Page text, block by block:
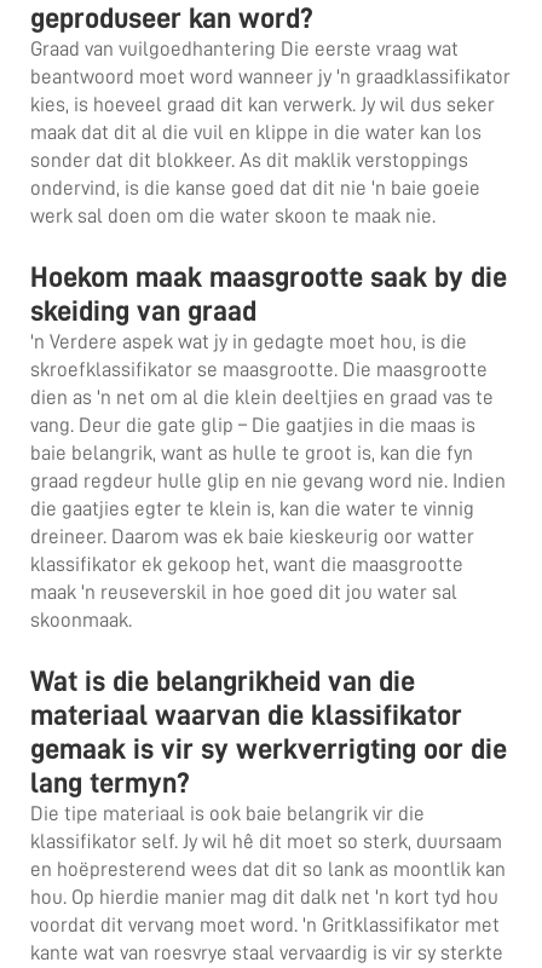
geproduseer kan word?
Graad van vuilgoedhantering Die eerste vraag wat
beantwoord moet word wanneer jy 'n graadklassifikator
kies, is hoeveel graad dit kan verwerk. Jy wil dus seker
maak dat dit al die vuil en klippe in die water kan los
sonder dat dit blokkeer. As dit maklik verstoppings
ondervind, is die kanse goed dat dit nie 'n baie goeie
werk sal doen om die water skoon te maak nie.
Hoekom maak maasgrootte saak by die
skeiding van graad
'n Verdere aspek wat jy in gedagte moet hou, is die
skroefklassifikator se maasgrootte. Die maasgrootte
dien as 'n net om al die klein deeltjies en graad vas te
vang. Deur die gate glip – Die gaatjies in die maas is
baie belangrik, want as hulle te groot is, kan die fyn
graad regdeur hulle glip en nie gevang word nie. Indien
die gaatjies egter te klein is, kan die water te vinnig
dreineer. Daarom was ek baie kieskeurig oor watter
klassifikator ek gekoop het, want die maasgrootte
maak 'n reuseverskil in hoe goed dit jou water sal
skoonmaak.
Wat is die belangrikheid van die
materiaal waarvan die klassifikator
gemaak is vir sy werkverrigting oor die
lang termyn?
Die tipe materiaal is ook baie belangrik vir die
klassifikator self. Jy wil hê dit moet so sterk, duursaam
en hoëpresterend wees dat dit so lank as moontlik kan
hou. Op hierdie manier mag dit dalk net 'n kort tyd hou
voordat dit vervang moet word. 'n Gritklassifikator met
kante wat van roesvrye staal vervaardig is vir sy sterkte